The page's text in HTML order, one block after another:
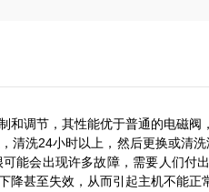
和调节，其性能优于普通的电磁
清洗24小时以上，然后更换或清
能会出现许多故障，需要人们付
甚至失效，从而引起主机不能正